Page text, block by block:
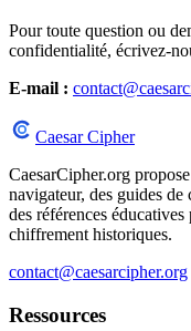
Pour toute question ou
confidentialité, écrivez-
E-mail :
Caesar Cipher
CaesarCipher.org
navigateur, des guides
des références
chiffrement historiques.
contact@caesarcipher.org
Ressources